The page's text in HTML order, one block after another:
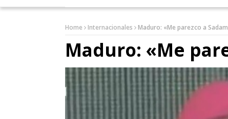
Home Internacionales Maduro: «Me parezco a
Maduro: «Me